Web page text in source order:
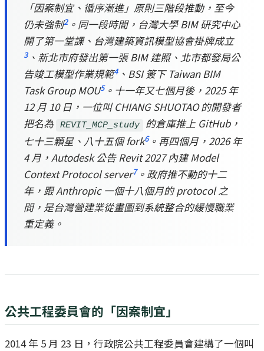
「因案制宜、循序漸進」原則三階段推動，至今
仍未強制2。同一段時間，台灣大學 BIM 研究中心
開了第一堂課、台灣建築資訊模型協會掛牌成立
3、新北市府發出第一張 BIM 建照、北市都發局公
告竣工模型作業規範4、BSI 簽下 Taiwan BIM
Task Group MOU5。十一年又七個月後，2025 年
12 月 10 日，一位叫 CHIANG SHUOTAO 的開發者
把名為
REVIT_MCP_study
的倉庫推上 GitHub，
七十三顆星、八十五個 fork6。再四個月，2026 年
4 月，Autodesk 公告 Revit 2027 內建 Model
Context Protocol server7。政府推不動的十二
年，跟 Anthropic 一個十八個月的 protocol 之
間，是台灣營建業從畫圖到系統整合的緩慢職業
重定義。
公共工程委員會的「因案制宜」
2014 年 5 月 23 日，行政院公共工程委員會建構了一個叫